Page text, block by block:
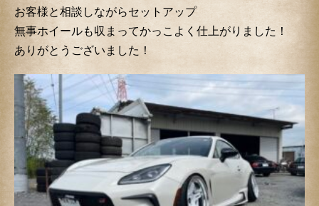
お客様と相談しながらセットアップ
無事ホイールも収まってかっこよく仕上がりました！
ありがとうございました！